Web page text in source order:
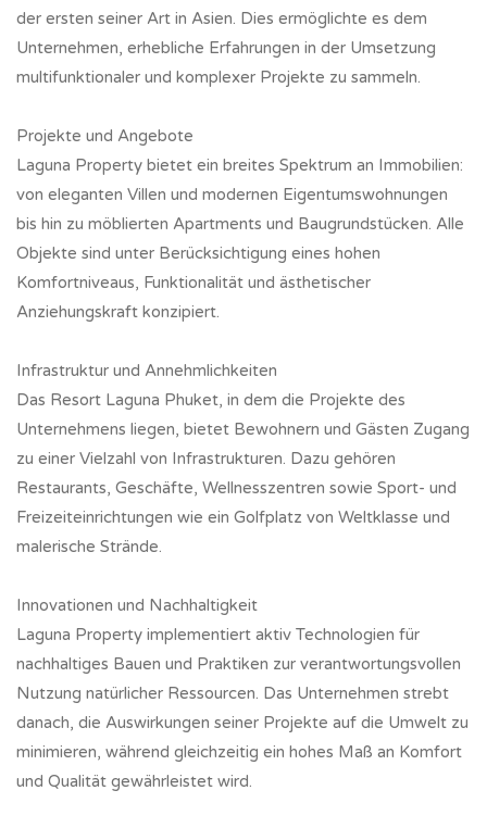
der ersten seiner Art in Asien. Dies ermöglichte es dem
Unternehmen, erhebliche Erfahrungen in der Umsetzung
multifunktionaler und komplexer Projekte zu sammeln.
Projekte und Angebote
Laguna Property bietet ein breites Spektrum an Immobilien:
von eleganten Villen und modernen Eigentumswohnungen
bis hin zu möblierten Apartments und Baugrundstücken. Alle
Objekte sind unter Berücksichtigung eines hohen
Komfortniveaus, Funktionalität und ästhetischer
Anziehungskraft konzipiert.
Infrastruktur und Annehmlichkeiten
Das Resort Laguna Phuket, in dem die Projekte des
Unternehmens liegen, bietet Bewohnern und Gästen Zugang
zu einer Vielzahl von Infrastrukturen. Dazu gehören
Restaurants, Geschäfte, Wellnesszentren sowie Sport- und
Freizeiteinrichtungen wie ein Golfplatz von Weltklasse und
malerische Strände.
Innovationen und Nachhaltigkeit
Laguna Property implementiert aktiv Technologien für
nachhaltiges Bauen und Praktiken zur verantwortungsvollen
Nutzung natürlicher Ressourcen. Das Unternehmen strebt
danach, die Auswirkungen seiner Projekte auf die Umwelt zu
minimieren, während gleichzeitig ein hohes Maß an Komfort
und Qualität gewährleistet wird.